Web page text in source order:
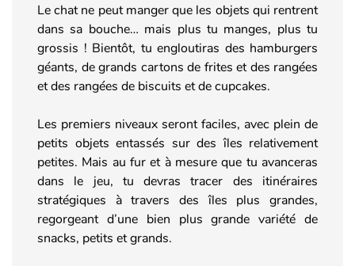
Le chat ne peut manger que les objets qui rentrent
dans sa bouche… mais plus tu manges, plus tu
grossis ! Bientôt, tu engloutiras des hamburgers
géants, de grands cartons de frites et des rangées
et des rangées de biscuits et de cupcakes.
Les premiers niveaux seront faciles, avec plein de
petits objets entassés sur des îles relativement
petites. Mais au fur et à mesure que tu avanceras
dans le jeu, tu devras tracer des itinéraires
stratégiques à travers des îles plus grandes,
regorgeant d’une bien plus grande variété de
snacks, petits et grands.